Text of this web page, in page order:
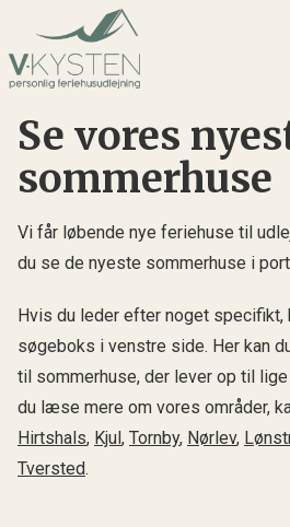
Se vores
sommerhuse
Vi får løbende nye feriehuse til
du se de nyeste sommerhuse i
Hvis du leder efter noget specifikt,
søgeboks i venstre side. Her kan
til sommerhuse, der lever op til
du læse mere om vores områder,
Hirtshals, Kjul, Tornby, Nørlev,
Tversted.